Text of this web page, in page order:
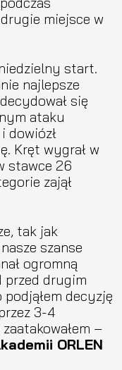
drugie miejsce w
start.
najlepsze
się
ataku
dowiózł
Kręt wygrał w
stawce 26
zajął
tak jak
szanse
ogromną
przed drugim
decyzję
3-4
–
ORLEN